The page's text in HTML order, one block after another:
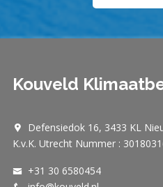
Kouveld
Defensiedok 16, 3433 KL
K.v.K. Utrecht Nummer :
+31 30 6580454